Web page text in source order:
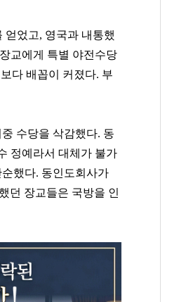
얻었고, 영국과 내통했
교에게 특별 야전수당
다 배꼽이 커졌다. 부
수당을 삭감했다. 동
정예라서 대체가 불가
했다. 동인도회사가
던 장교들은 국방을 인